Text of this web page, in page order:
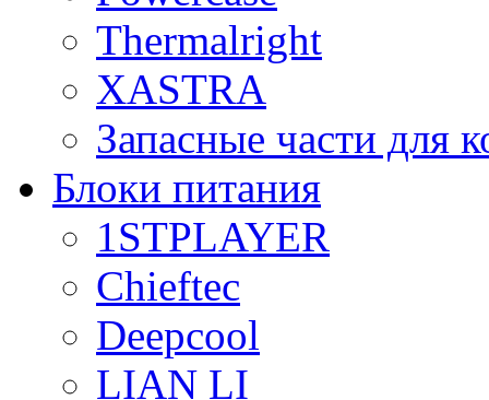
Thermalright
XASTRA
Запасные части для
Блоки питания
1STPLAYER
Chieftec
Deepcool
LIAN LI